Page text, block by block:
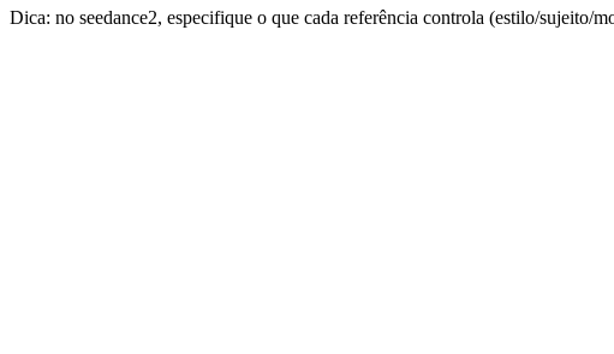
Dica: no seedance2, especifique o que cada referência controla (estilo/sujeito/